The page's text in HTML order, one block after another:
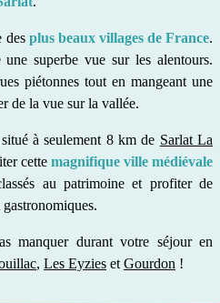
des plus beaux villages de France.
superbe vue sur les alentours.
piétonnes tout en mangeant une
de la vue sur la vallée.
à seulement 8 km de Sarlat La
cette magnifique ville médiévale
au patrimoine et profiter de
manquer durant votre séjour en
, Les Eyzies et Gourdon !